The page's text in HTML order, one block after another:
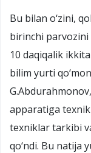
Bu bilan o‘zini,
birinchi parvozini
10 daqiqalik
bilim yurti
apparatiga
texniklar tarkibi
qo‘ndi. Bu natija